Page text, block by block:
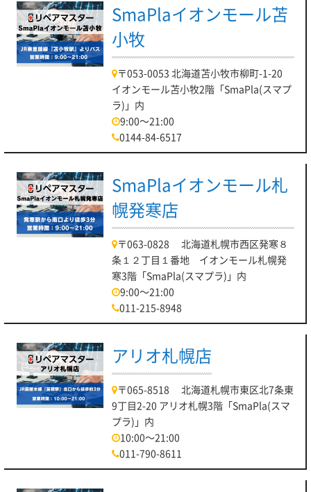
SmaPlaイオンモール苫
小牧
〒053-0053 北海道苫小牧市柳町-1-20
イオンモール苫小牧2階「SmaPla(スマプ
ラ)」内
9:00～21:00
0144-84-6517
SmaPlaイオンモール札
幌発寒店
〒063-0828 北海道札幌市西区発寒８
条１２丁目１番地 イオンモール札幌発
寒3階「SmaPla(スマプラ)」内
9:00～21:00
011-215-8948
アリオ札幌店
〒065-8518 北海道札幌市東区北7条東
9丁目2-20 アリオ札幌3階「SmaPla(スマ
プラ)」内
10:00～21:00
011-790-8611